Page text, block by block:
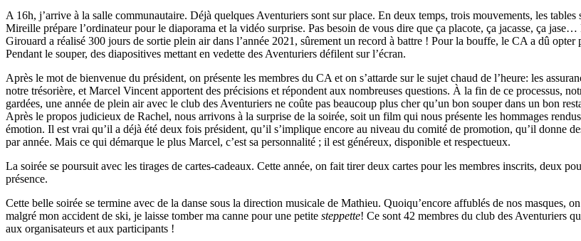
A 16h, j’arrive à la salle communautaire. Déjà quelques Aventuriers sont sur place. En deux temps, trois mouvements, les
Mireille prépare l’ordinateur pour le diaporama et la vidéo surprise. Pas besoin de vous dire que ça placote, ça jacasse, ça
Girouard a réalisé 300 jours de sortie plein air dans l’année 2021, sûrement un record à battre ! Pour la bouffe, le CA a dû
Pendant le souper, des diapositives mettant en vedette des Aventuriers défilent sur l’écran.
Après le mot de bienvenue du président, on présente les membres du CA et on s’attarde sur le sujet chaud de l’heure: les
notre trésorière, et Marcel Vincent apportent des précisions et répondent aux nombreuses questions. À la fin de ce processus,
gardées, une année de plein air avec le club des Aventuriers ne coûte pas beaucoup plus cher qu’un bon souper dans un bon
Après le propos judicieux de Rachel, nous arrivons à la surprise de la soirée, soit un film qui nous présente les hommages
émotion. Il est vrai qu’il a déjà été deux fois président, qu’il s’implique encore au niveau du comité de promotion, qu’il donne
par année. Mais ce qui démarque le plus Marcel, c’est sa personnalité ; il est généreux, disponible et respectueux.
La soirée se poursuit avec les tirages de cartes-cadeaux. Cette année, on fait tirer deux cartes pour les membres inscrits, deux
présence.
Cette belle soirée se termine avec de la danse sous la direction musicale de Mathieu. Quoiqu’encore affublés de nos masques,
malgré mon accident de ski, je laisse tomber ma canne pour une petite steppette! Ce sont 42 membres du club des Aventuriers
aux organisateurs et aux participants !